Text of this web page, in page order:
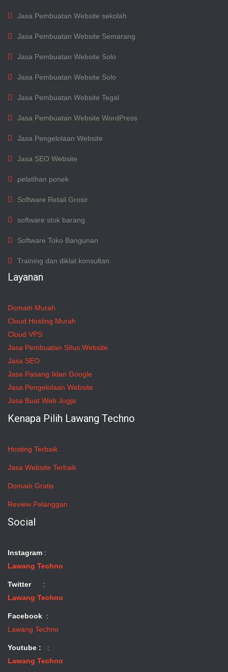
Jasa Pembuatan Website sekolah
Jasa Pembuatan Website Semarang
Jasa Pembuatan Website Solo
Jasa Pembuatan Website Solo
Jasa Pembuatan Website Tegal
Jasa Pembuatan Website WordPress
Jasa Pengelolaan Website
Jasa SEO Website
pelatihan ponek
Software Retail Grosir
software stok barang
Software Toko Bangunan
Training dan diklat konsultan
Layanan
Domain Murah
Cloud Hosting Murah
Cloud VPS
Jasa Pembuatan Situs Website
Jasa SEO
Jasa Pasang Iklan Google
Jasa Pengelolaan Website
Jasa Buat Web Jogja
Kenapa Pilih Lawang Techno
Hosting Terbaik
Jasa Website Terbaik
Domain Gratis
Review Pelanggan
Social
Instagram :
Lawang Techno
Twitter:
Lawang Techno
Facebook :
Lawang Techno
Youtube :
:
Lawang Techno